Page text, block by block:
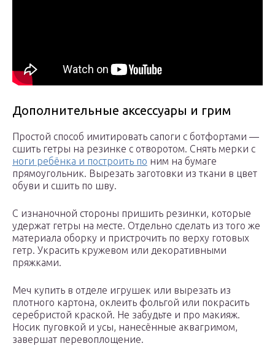
Дополнительные аксессуары и грим
Простой способ имитировать сапоги с ботфортами —
сшить гетры на резинке с отворотом. Снять мерки с
ноги ребёнка и построить по ним на бумаге
прямоугольник. Вырезать заготовки из ткани в цвет
обуви и сшить по шву.
С изнаночной стороны пришить резинки, которые
удержат гетры на месте. Отдельно сделать из того же
материала оборку и пристрочить по верху готовых
гетр. Украсить кружевом или декоративными
пряжками.
Меч купить в отделе игрушек или вырезать из
плотного картона, оклеить фольгой или покрасить
серебристой краской. Не забудьте и про макияж.
Носик пуговкой и усы, нанесённые аквагримом,
завершат перевоплощение.